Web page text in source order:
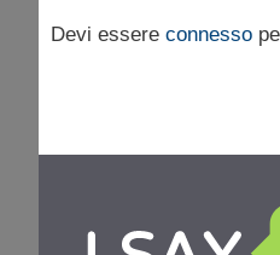
Devi essere connesso